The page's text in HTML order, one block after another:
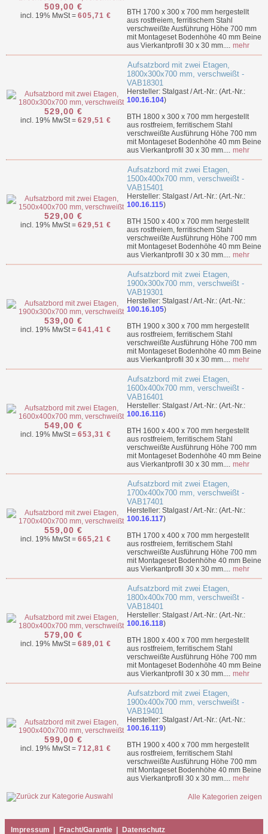
509,00 €
incl. 19% MwSt = 605,71 €
BTH 1700 x 300 x 700 mm hergestellt
aus rostfreiem, ferritischem Stahl
verschweißte Ausführung Höhe 700 mm
mit Montageset Bodenhöhe 40 mm Beine
aus Vierkantprofil 30 x 30 mm.... mehr
529,00 €
incl. 19% MwSt = 629,51 €
Aufsatzbord mit zwei Etagen,
1800x300x700 mm, verschweißt -
VAB18301
Hersteller: Stalgast / Art.-Nr.: (Art.-Nr.:
100.16.104)
BTH 1800 x 300 x 700 mm hergestellt
aus rostfreiem, ferritischem Stahl
verschweißte Ausführung Höhe 700 mm
mit Montageset Bodenhöhe 40 mm Beine
aus Vierkantprofil 30 x 30 mm.... mehr
529,00 €
incl. 19% MwSt = 629,51 €
Aufsatzbord mit zwei Etagen,
1500x400x700 mm, verschweißt -
VAB15401
Hersteller: Stalgast / Art.-Nr.: (Art.-Nr.:
100.16.115)
BTH 1500 x 400 x 700 mm hergestellt
aus rostfreiem, ferritischem Stahl
verschweißte Ausführung Höhe 700 mm
mit Montageset Bodenhöhe 40 mm Beine
aus Vierkantprofil 30 x 30 mm.... mehr
539,00 €
incl. 19% MwSt = 641,41 €
Aufsatzbord mit zwei Etagen,
1900x300x700 mm, verschweißt -
VAB19301
Hersteller: Stalgast / Art.-Nr.: (Art.-Nr.:
100.16.105)
BTH 1900 x 300 x 700 mm hergestellt
aus rostfreiem, ferritischem Stahl
verschweißte Ausführung Höhe 700 mm
mit Montageset Bodenhöhe 40 mm Beine
aus Vierkantprofil 30 x 30 mm.... mehr
549,00 €
incl. 19% MwSt = 653,31 €
Aufsatzbord mit zwei Etagen,
1600x400x700 mm, verschweißt -
VAB16401
Hersteller: Stalgast / Art.-Nr.: (Art.-Nr.:
100.16.116)
BTH 1600 x 400 x 700 mm hergestellt
aus rostfreiem, ferritischem Stahl
verschweißte Ausführung Höhe 700 mm
mit Montageset Bodenhöhe 40 mm Beine
aus Vierkantprofil 30 x 30 mm.... mehr
559,00 €
incl. 19% MwSt = 665,21 €
Aufsatzbord mit zwei Etagen,
1700x400x700 mm, verschweißt -
VAB17401
Hersteller: Stalgast / Art.-Nr.: (Art.-Nr.:
100.16.117)
BTH 1700 x 400 x 700 mm hergestellt
aus rostfreiem, ferritischem Stahl
verschweißte Ausführung Höhe 700 mm
mit Montageset Bodenhöhe 40 mm Beine
aus Vierkantprofil 30 x 30 mm.... mehr
579,00 €
incl. 19% MwSt = 689,01 €
Aufsatzbord mit zwei Etagen,
1800x400x700 mm, verschweißt -
VAB18401
Hersteller: Stalgast / Art.-Nr.: (Art.-Nr.:
100.16.118)
BTH 1800 x 400 x 700 mm hergestellt
aus rostfreiem, ferritischem Stahl
verschweißte Ausführung Höhe 700 mm
mit Montageset Bodenhöhe 40 mm Beine
aus Vierkantprofil 30 x 30 mm.... mehr
599,00 €
incl. 19% MwSt = 712,81 €
Aufsatzbord mit zwei Etagen,
1900x400x700 mm, verschweißt -
VAB19401
Hersteller: Stalgast / Art.-Nr.: (Art.-Nr.:
100.16.119)
BTH 1900 x 400 x 700 mm hergestellt
aus rostfreiem, ferritischem Stahl
verschweißte Ausführung Höhe 700 mm
mit Montageset Bodenhöhe 40 mm Beine
aus Vierkantprofil 30 x 30 mm.... mehr
Alle Kategorien zeigen
Impressum Fracht/Garantie Datenschutz